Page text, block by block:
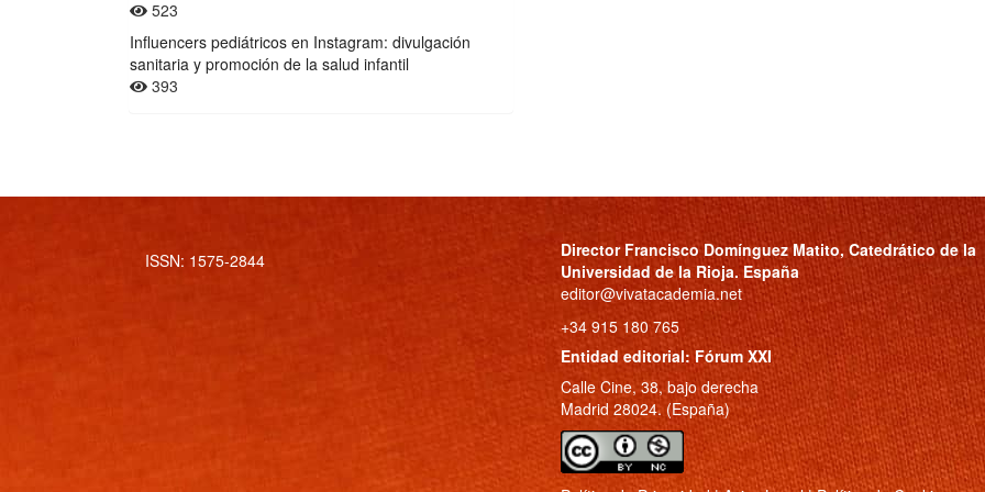
523
Influencers pediátricos en Instagram: divulgación
sanitaria y promoción de la salud infantil
393
ISSN: 1575-2844 Director Francisco Domínguez Matito, Catedrático de la
Universidad de la Rioja. España
editor@vivatacademia.net
+34 915 180 765
Entidad editorial: Fórum XXI
Calle Cine, 38, bajo derecha
Madrid 28024. (España)